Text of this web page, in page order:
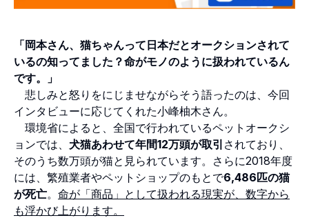
「岡本さん、猫ちゃんって日本だとオークションされて
いるの知ってました？命がモノのように扱われているん
です。」
悲しみと怒りをにじませながらそう語ったのは、今回
インタビューに応じてくれた小峰柚木さん。
環境省によると、全国で行われているペットオークシ
ョンでは、 犬猫あわせて年間12万頭が取引 されており、
そのうち数万頭が猫と見られています。さらに2018年度
には、繁殖業者やペットショップのもとで6,486匹の猫
が死亡。 命が「商品」として扱われる現実が、数字から
も浮かび上がります。